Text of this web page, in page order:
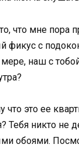
что мне пора
фикус с
мере, наш с
что это ее
Тебя никто
обоями.